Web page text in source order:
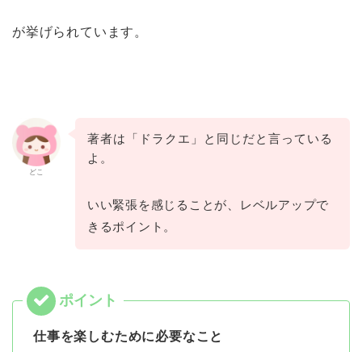
が挙げられています。
どこ
著者は「ドラクエ」と同じだと言っている
よ。
いい緊張を感じることが、レベルアップで
きるポイント。
仕事を楽しむために必要なこと